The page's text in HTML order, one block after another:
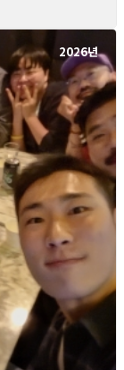
2026년